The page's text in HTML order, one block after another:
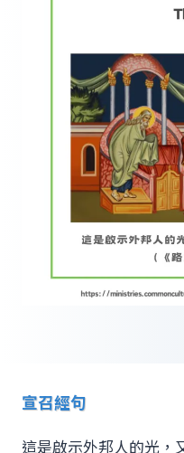
宣召經句
這是啟示外邦人的光，